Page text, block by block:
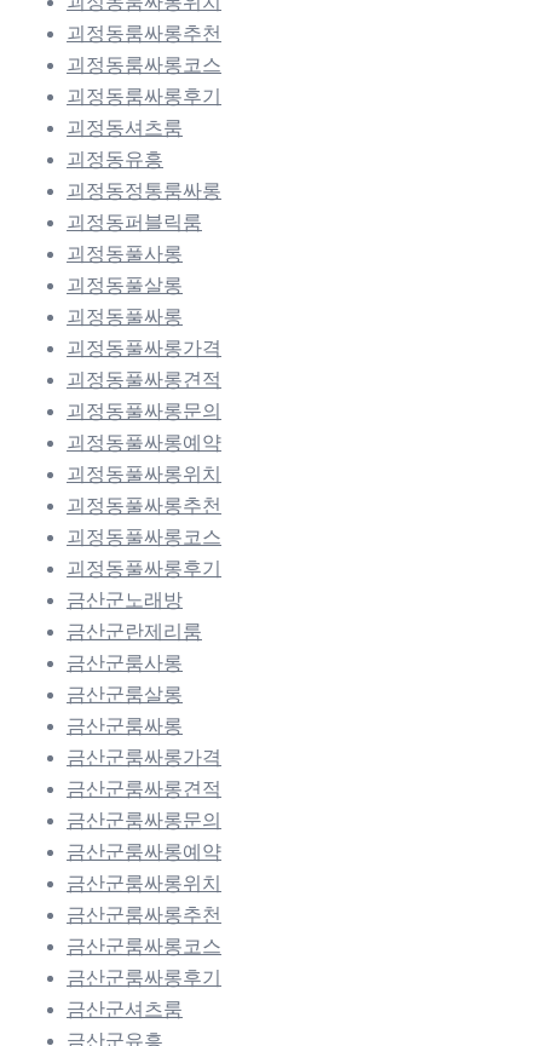
괴정동룸싸롱추천
괴정동룸싸롱코스
괴정동룸싸롱후기
괴정동셔츠룸
괴정동유흥
괴정동정통룸싸롱
괴정동퍼블릭룸
괴정동풀사롱
괴정동풀살롱
괴정동풀싸롱
괴정동풀싸롱가격
괴정동풀싸롱견적
괴정동풀싸롱문의
괴정동풀싸롱예약
괴정동풀싸롱위치
괴정동풀싸롱추천
괴정동풀싸롱코스
괴정동풀싸롱후기
금산군노래방
금산군란제리룸
금산군룸사롱
금산군룸살롱
금산군룸싸롱
금산군룸싸롱가격
금산군룸싸롱견적
금산군룸싸롱문의
금산군룸싸롱예약
금산군룸싸롱위치
금산군룸싸롱추천
금산군룸싸롱코스
금산군룸싸롱후기
금산군셔츠룸
금산군유흥